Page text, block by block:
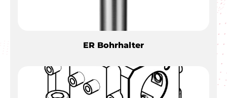
ER Bohrhalter